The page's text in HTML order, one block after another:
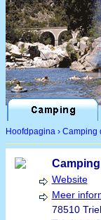
Hoofdpagina› Camping
Website
Meer
78510